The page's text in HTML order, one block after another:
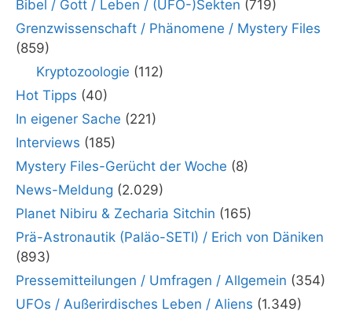
Bibel / Gott / Leben / (UFO-)Sekten (719)
Grenzwissenschaft / Phänomene / Mystery Files
(859)
Kryptozoologie (112)
Hot Tipps (40)
In eigener Sache (221)
Interviews (185)
Mystery Files-Gerücht der Woche (8)
News-Meldung (2.029)
Planet Nibiru & Zecharia Sitchin (165)
Prä-Astronautik (Paläo-SETI) / Erich von Däniken
(893)
Pressemitteilungen / Umfragen / Allgemein (354)
UFOs / Außerirdisches Leben / Aliens (1.349)